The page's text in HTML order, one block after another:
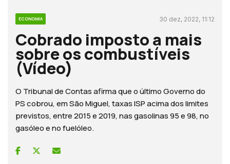
ECONOMIA 30 dez, 2022, 11:12
Cobrado imposto a mais
sobre os combustíveis
(Vídeo)
O Tribunal de Contas afirma que o último Governo do
PS cobrou, em São Miguel, taxas ISP acima dos limites
previstos, entre 2015 e 2019, nas gasolinas 95 e 98, no
gasóleo e no fuelóleo.